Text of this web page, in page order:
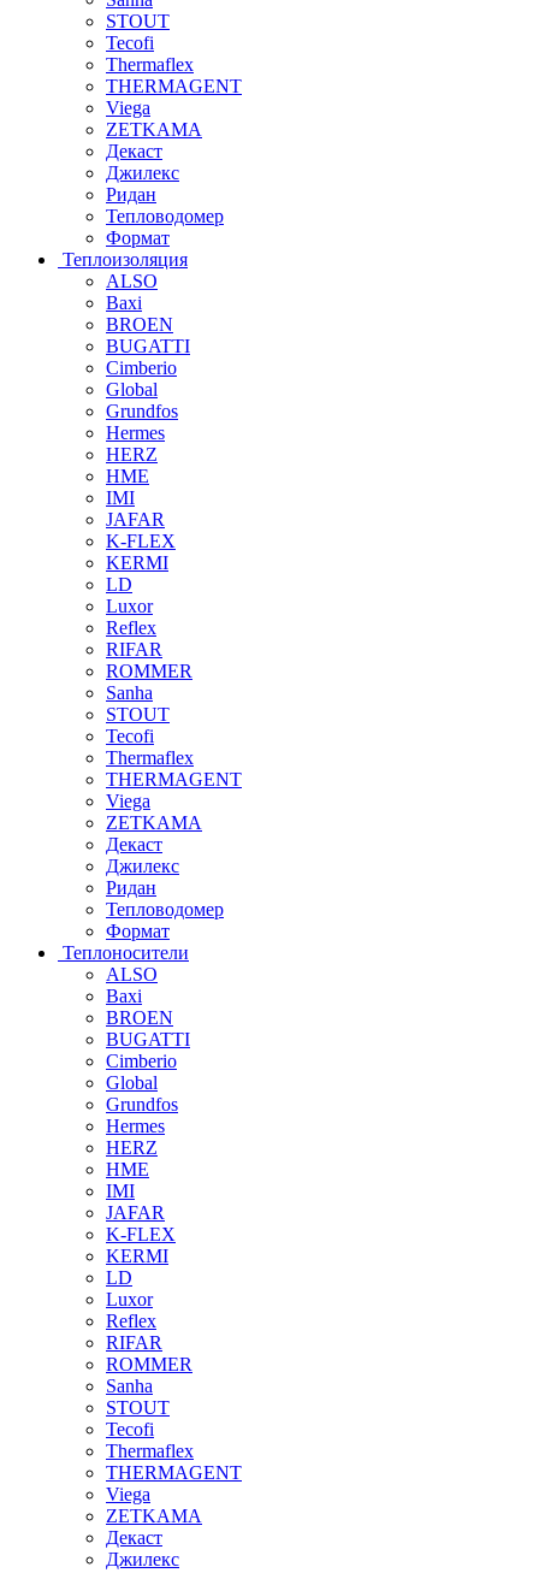
STOUT
Tecofi
Thermaflex
THERMAGENT
Viega
ZETKAMA
Декаст
Джилекс
Ридан
Тепловодомер
Формат
Теплоизоляция
ALSO
Baxi
BROEN
BUGATTI
Cimberio
Global
Grundfos
Hermes
HERZ
HME
IMI
JAFAR
K-FLEX
KERMI
LD
Luxor
Reflex
RIFAR
ROMMER
Sanha
STOUT
Tecofi
Thermaflex
THERMAGENT
Viega
ZETKAMA
Декаст
Джилекс
Ридан
Тепловодомер
Формат
Теплоносители
ALSO
Baxi
BROEN
BUGATTI
Cimberio
Global
Grundfos
Hermes
HERZ
HME
IMI
JAFAR
K-FLEX
KERMI
LD
Luxor
Reflex
RIFAR
ROMMER
Sanha
STOUT
Tecofi
Thermaflex
THERMAGENT
Viega
ZETKAMA
Декаст
Джилекс